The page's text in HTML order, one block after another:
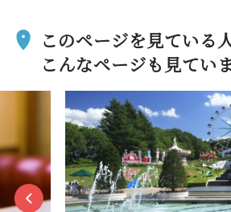
このページを見ている人
こんなページも見てい